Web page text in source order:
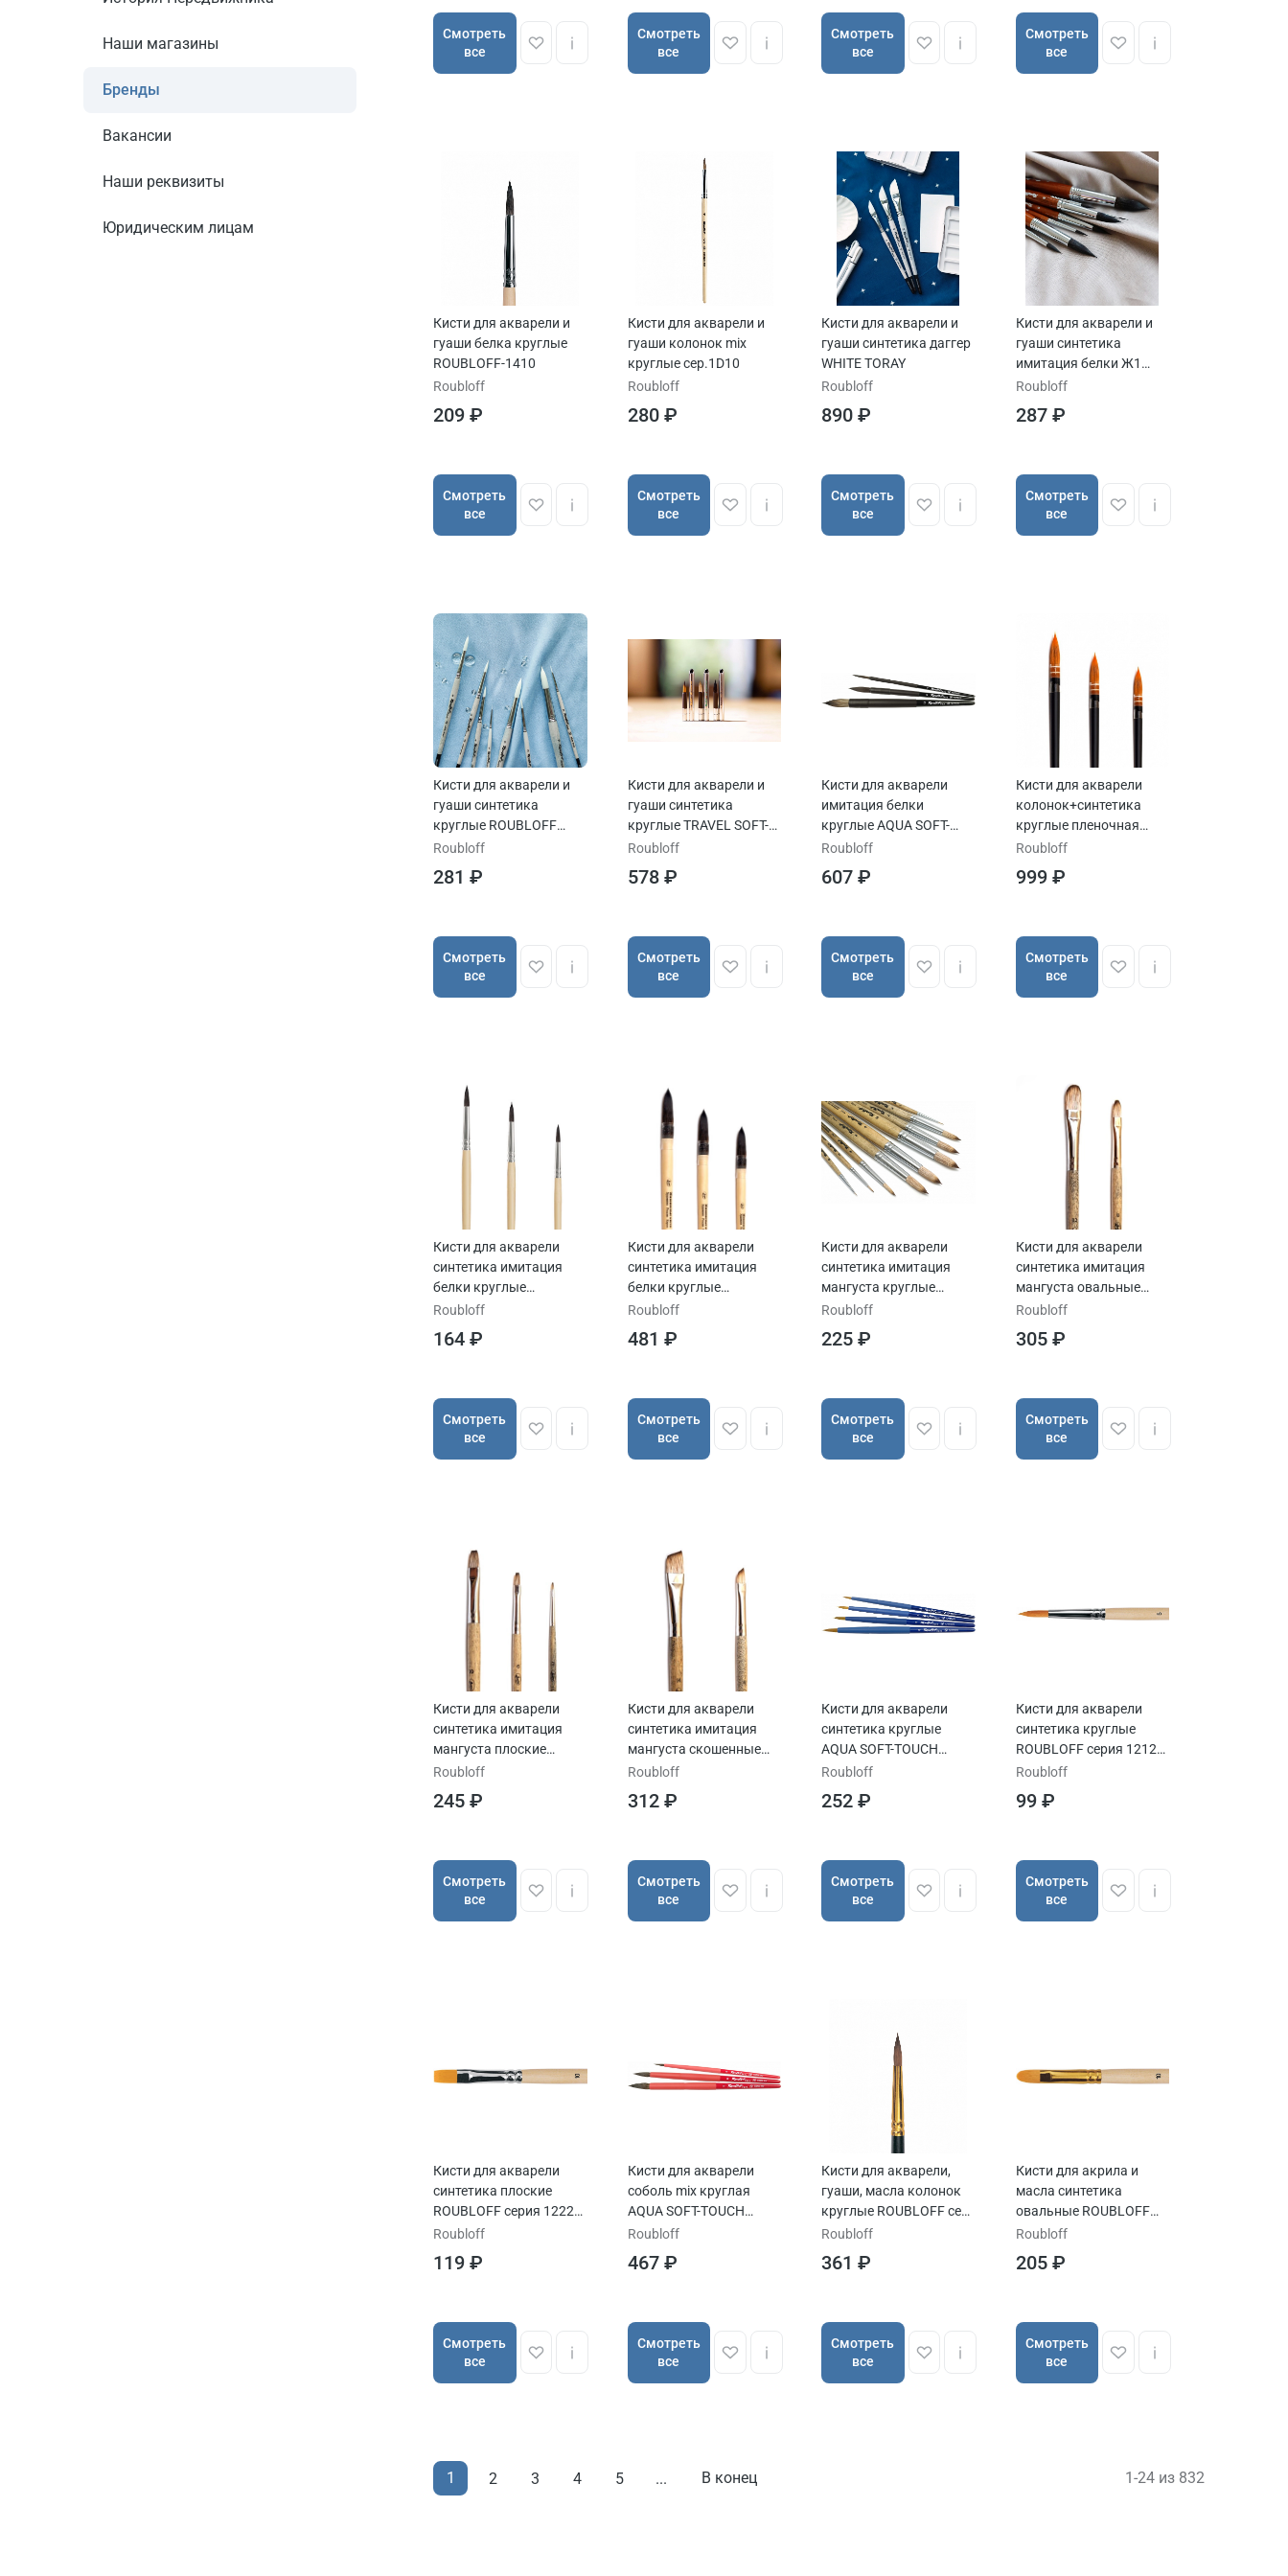
Наши магазины
Бренды
Вакансии
Наши реквизиты
Юридическим лицам
пейзажной и абстрактной росписи по ногтям, кисти для геля.
СТАТЬИ:
Выбираем кисточку для работы
Синтетическая имитация волоса белки
Тонкий инструмент – графическая кисть
Cмотреть
все
Cмотреть
все
Cмотреть
все
Cмотреть
все
Кисти для акварели и
гуаши белка круглые
ROUBLOFF-1410
Roubloff
209 ₽
Cмотреть
все
Кисти для акварели и
гуаши колонок mix
круглые сер.1D10
Roubloff
280 ₽
Cмотреть
все
Кисти для акварели и
гуаши синтетика даггер
WHITE TORAY
Roubloff
890 ₽
Cмотреть
все
Кисти для акварели и
гуаши синтетика
имитация белки Ж1
круглые ROUBLOFF
Roubloff
287 ₽
Cмотреть
все
Кисти для акварели и
гуаши синтетика
круглые ROUBLOFF
WHITE TORAY
Roubloff
281 ₽
Cмотреть
все
Кисти для акварели и
гуаши синтетика
круглые TRAVEL SOFT-
TOUCH ручка складная
Roubloff
578 ₽
Cмотреть
все
Кисти для акварели
имитация белки
круглые AQUA SOFT-
TOUCH ручка короткая
Roubloff
607 ₽
Cмотреть
все
Кисти для акварели
колонок+синтетика
круглые пленочная
обойма ROUBLOFF
короткая
Roubloff
999 ₽
Cмотреть
все
Кисти для акварели
синтетика имитация
белки круглые
ROUBLOFF серия 1F10
Roubloff
164 ₽
Cмотреть
все
Кисти для акварели
синтетика имитация
белки круглые
ROUBLOFF серия QF10
Roubloff
481 ₽
Cмотреть
все
Кисти для акварели
синтетика имитация
мангуста круглые
ROUBLOFF сер. 1Т14
Roubloff
225 ₽
Cмотреть
все
Кисти для акварели
синтетика имитация
мангуста овальные
ROUBLOFF серия 1Т34
Roubloff
305 ₽
Cмотреть
все
Кисти для акварели
синтетика имитация
мангуста плоские
ROUBLOFF серия 1Т24
Roubloff
245 ₽
Cмотреть
все
Кисти для акварели
синтетика имитация
мангуста скошенные
ROUBLOFF серия 1Т64
Roubloff
312 ₽
Cмотреть
все
Кисти для акварели
синтетика круглые
AQUA SOFT-TOUCH
ручка короткая
Roubloff
252 ₽
Cмотреть
все
Кисти для акварели
синтетика круглые
ROUBLOFF серия 1212
ручка длинная
Roubloff
99 ₽
Cмотреть
все
Кисти для акварели
синтетика плоские
ROUBLOFF серия 1222
ручка длинная
Roubloff
119 ₽
Cмотреть
все
Кисти для акварели
соболь mix круглая
AQUA SOFT-TOUCH
ручка короткая
Roubloff
467 ₽
Cмотреть
все
Кисти для акварели,
гуаши, масла колонок
круглые ROUBLOFF сер.
1115
Roubloff
361 ₽
Cмотреть
все
Кисти для акрила и
масла синтетика
овальные ROUBLOFF
серия 1332 ручка
Roubloff
205 ₽
Cмотреть
все
1 2 3 4 5 ... В конец 1-24 из 832